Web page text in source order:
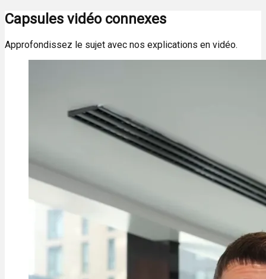
Capsules vidéo connexes
Approfondissez le sujet avec nos explications en vidéo.